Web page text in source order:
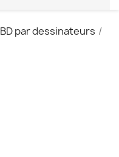
BD par dessinateurs